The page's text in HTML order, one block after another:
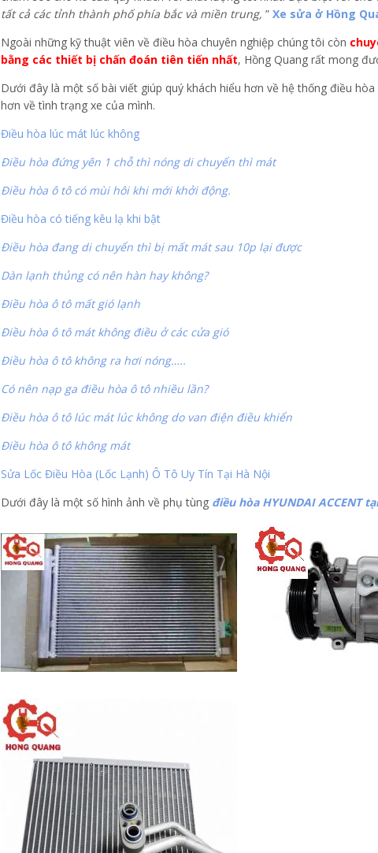
tất cả các tỉnh thành phố phía bắc và miền trung, ” Xe sửa ở Hồng
Ngoài những kỹ thuật viên về điều hòa chuyên nghiệp chúng tôi còn
bằng các thiết bị chấn đoán tiên tiến nhất, Hồng Quang rất mong
Dưới đây là một số bài viết giúp quý khách hiểu hơn về hệ thống điều
hơn về tình trạng xe của mình.
Điều hòa lúc mát lúc không
Điều hòa đứng yên 1 chỗ thì nóng di chuyển thì mát
Điều hòa ô tô có mùi hôi khi mới khởi động.
Điều hòa có tiếng kêu lạ khi bật
Điều hòa đang di chuyển thì bị mất mát sau 10p lại được
Dàn lạnh thủng có nên hàn hay không?
Điều hòa ô tô mất gió lạnh
Điều hòa ô tô mát không điều ở các cửa gió
Điều hòa ô tô không ra hơi nóng…..
Có nên nạp ga điều hòa ô tô nhiều lần?
Điều hòa ô tô lúc mát lúc không do van điện điều khiển
Điều hòa ô tô không mát
Sửa Lốc Điều Hòa (Lốc Lạnh) Ô Tô Uy Tín Tại Hà Nội
Dưới đây là một số hình ảnh về phụ tùng điều hòa HYUNDAI ACCENT